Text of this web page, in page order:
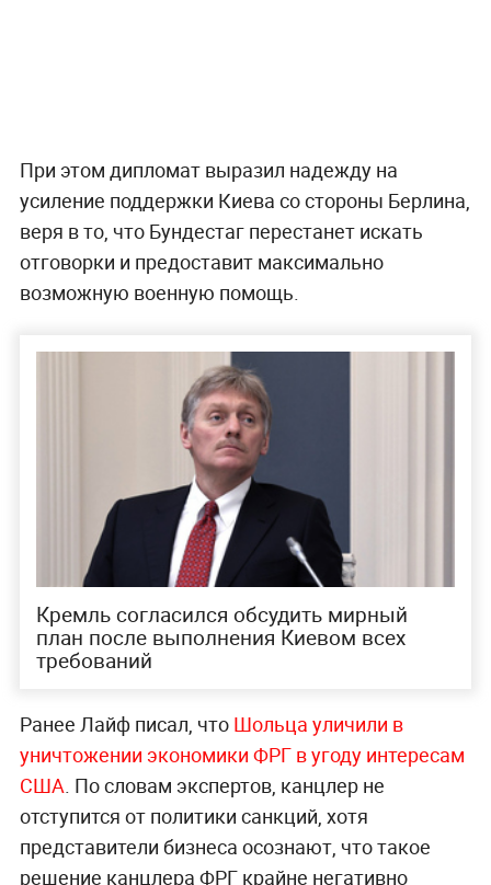
При этом дипломат выразил надежду на
усиление поддержки Киева со стороны Берлина,
веря в то, что Бундестаг перестанет искать
отговорки и предоставит максимально
возможную военную помощь.
Кремль согласился обсудить мирный
план после выполнения Киевом всех
требований
Ранее Лайф писал, что Шольца уличили в
уничтожении экономики ФРГ в угоду интересам
США. По словам экспертов, канцлер не
отступится от политики санкций, хотя
представители бизнеса осознают, что такое
решение канцлера ФРГ крайне негативно